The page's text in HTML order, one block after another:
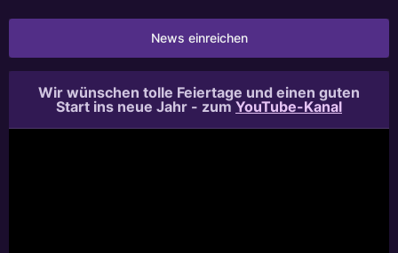
News einreichen
Wir wünschen tolle Feiertage und einen guten
Start ins neue Jahr - zum YouTube-Kanal